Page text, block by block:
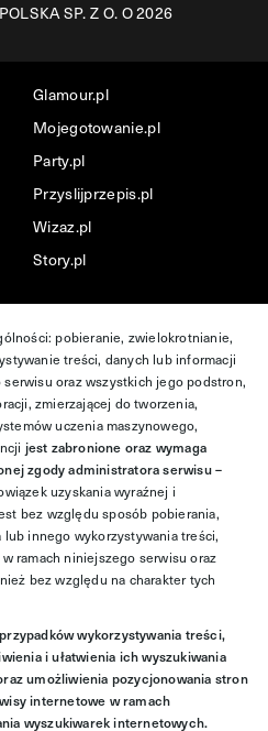
SP. Z O. O 2026
Glamour.pl
Mojegotowanie.pl
Party.pl
Przyslijprzepis.pl
Wizaz.pl
Story.pl
pobieranie, zwielokrotnianie,
treści, danych lub informacji
oraz wszystkich jego podstron,
zmierzającej do tworzenia,
uczenia maszynowego,
jest zabronione oraz wymaga
zgody administratora serwisu –
uzyskania wyraźnej i
bez względu sposób pobierania,
innego wykorzystywania treści,
ramach niniejszego serwisu oraz
bez względu na charakter tych
wykorzystywania treści,
i ułatwienia ich wyszukiwania
umożliwienia pozycjonowania stron
internetowe w ramach
wyszukiwarek internetowych.